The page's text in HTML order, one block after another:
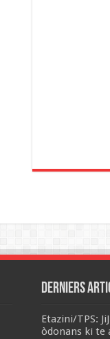
Derniers
Etazini/TPS:
òdonans ki te